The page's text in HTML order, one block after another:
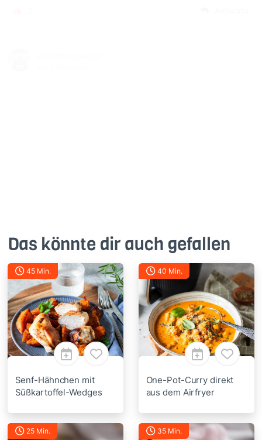
Das könnte dir auch gefallen
45 Min.
Senf-Hähnchen mit
Süßkartoffel-Wedges
40 Min.
One-Pot-Curry direkt
aus dem Airfryer
25 Min. 35 Min.